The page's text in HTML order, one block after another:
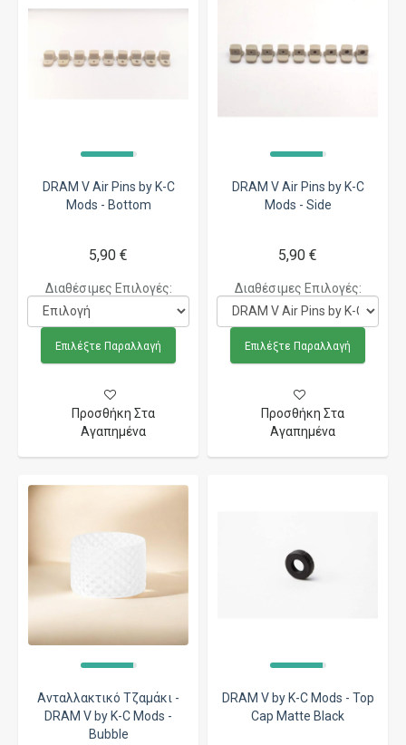
DRAM V Air Pins by K-C
Mods - Bottom
5,90 €
Διαθέσιμες Επιλογές:
Επιλέξτε Παραλλαγή
Προσθήκη Στα
Αγαπημένα
DRAM V Air Pins by K-C
Mods - Side
5,90 €
Διαθέσιμες Επιλογές:
Επιλέξτε Παραλλαγή
Προσθήκη Στα
Αγαπημένα
Ανταλλακτικό Τζαμάκι -
DRAM V by K-C Mods -
Bubble
DRAM V by K-C Mods - Top
Cap Matte Black